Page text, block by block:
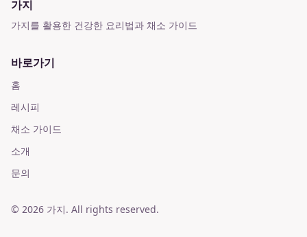
가지
가지를 활용한 건강한 요리법과 채소 가이드
바로가기
홈
레시피
채소 가이드
소개
문의
© 2026 가지. All rights reserved.